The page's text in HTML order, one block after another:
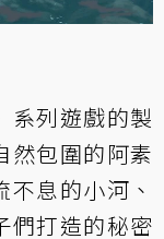
系列遊戲的製
然包圍的阿素
息的小河、
們打造的秘密